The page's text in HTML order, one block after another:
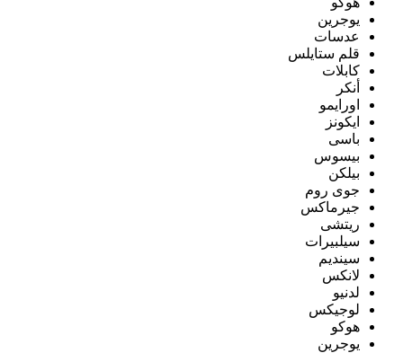
يوجرين
عدسات
قلم ستايلس
كابلات
أنكر
اورايمو
ايكونز
باسى
بيسوس
بيلكن
جوى روم
جيرماكس
ريتشى
سيلبيرات
سينديم
لانكس
لدنيو
لوجيكس
هوكو
يوجرين